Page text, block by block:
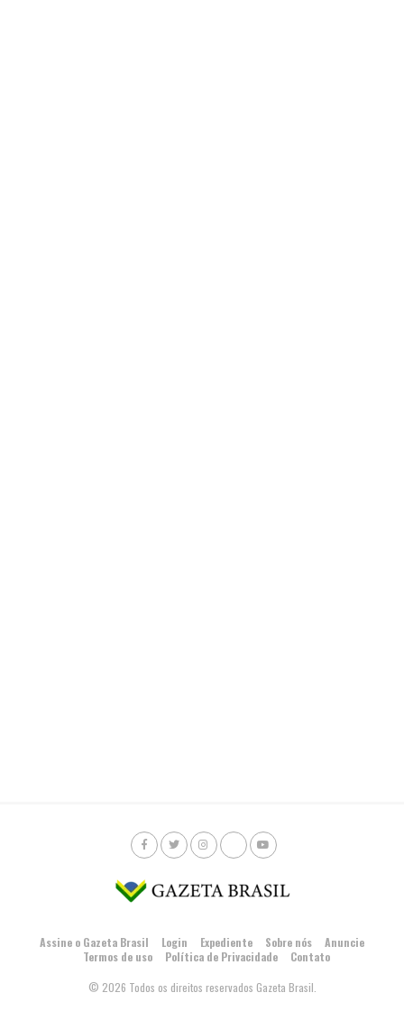
Assine o Gazeta Brasil Login Expediente Sobre nós
Anuncie
Termos de uso
Política de Privacidade
Contato
© 2026 Todos os direitos reservados Gazeta Brasil.